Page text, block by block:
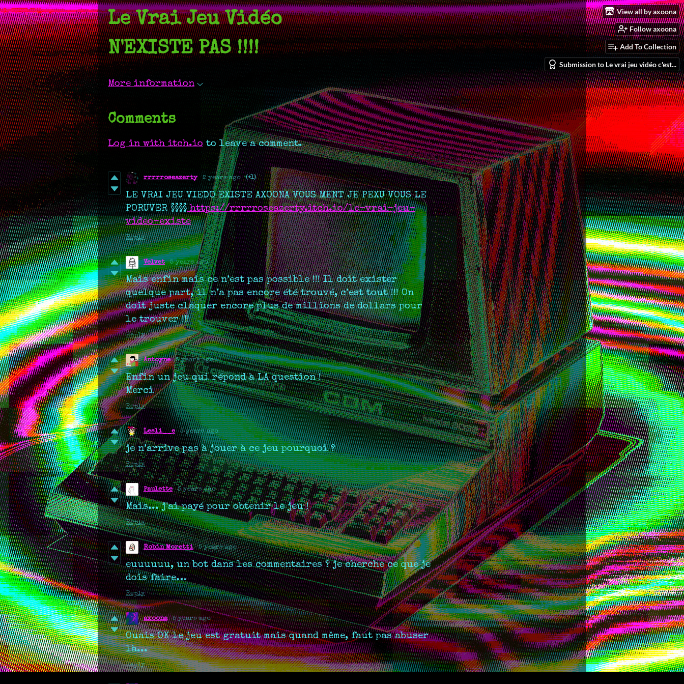
View all by axoona
Follow axoona
Add To Collection
Submission to Le vrai jeu vidéo c'est...
Le Vrai Jeu Vidéo
N'EXISTE PAS !!!!
More information
Comments
Log in with itch.io to leave a comment.
rrrrroseazerty 2 years ago (+1)
LE VRAI JEU VIEDO EXISTE AXOONA VOUS MENT JE PEXU VOUS LE
PORUVER §§§§https://rrrrroseazerty.itch.io/le-vrai-jeu-
video-existe
Reply
Velvet 5 years ago
Mais enfin mais ce n’est pas possible !!! Il doit exister
quelque part, il n’a pas encore été trouvé, c’est tout !!! On
doit juste claquer encore plus de millions de dollars pour
le trouver !!!
Reply
Antoyne 5 years ago
Enfin un jeu qui répond à LA question !
Merci
Reply
Lesli__e 5 years ago
je n’arrive pas à jouer à ce jeu pourquoi ?
Reply
Paulette 5 years ago
Mais... j'ai payé pour obtenir le jeu !
Reply
Robin Moretti 5 years ago
euuuuuu, un bot dans les commentaires ? je cherche ce que je
dois faire…
Reply
axoona 5 years ago
Ouais OK le jeu est gratuit mais quand même, faut pas abuser
là...
Reply